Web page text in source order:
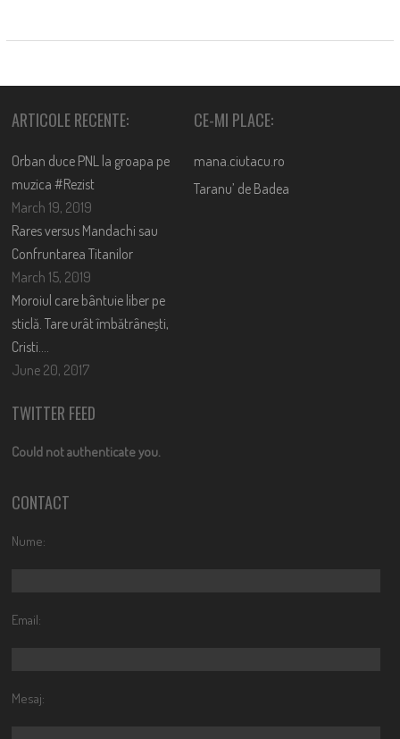
ARTICOLE RECENTE:
Orban duce PNL la groapa pe
muzica #Rezist
March 19, 2019
Rares versus Mandachi sau
Confruntarea Titanilor
March 15, 2019
Moroiul care bântuie liber pe
sticlă. Tare urât îmbătrânești,
Cristi….
June 20, 2017
CE-MI PLACE:
mana.ciutacu.ro
Taranu’ de Badea
TWITTER FEED
Could not authenticate you.
CONTACT
Nume:
Email:
Mesaj: